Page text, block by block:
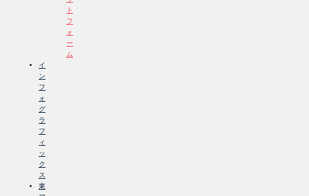
ト
フ
ォ
ー
ム
イ
ン
フ
ォ
グ
ラ
フ
ィ
ッ
ク
ス
東